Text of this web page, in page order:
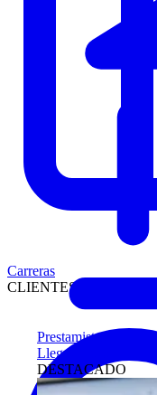
Prestamistas
Llegue antes a
DESTACADO
Carreras
CLIENTES